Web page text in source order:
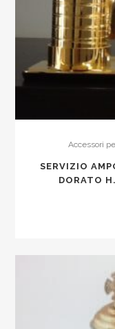
Accessori
SERVIZIO
DORATO